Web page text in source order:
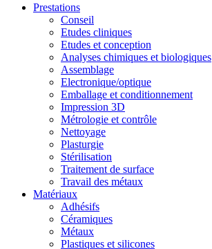
Prestations
Conseil
Etudes cliniques
Etudes et conception
Analyses chimiques et biologiques
Assemblage
Electronique/optique
Emballage et conditionnement
Impression 3D
Métrologie et contrôle
Nettoyage
Plasturgie
Stérilisation
Traitement de surface
Travail des métaux
Matériaux
Adhésifs
Céramiques
Métaux
Plastiques et silicones